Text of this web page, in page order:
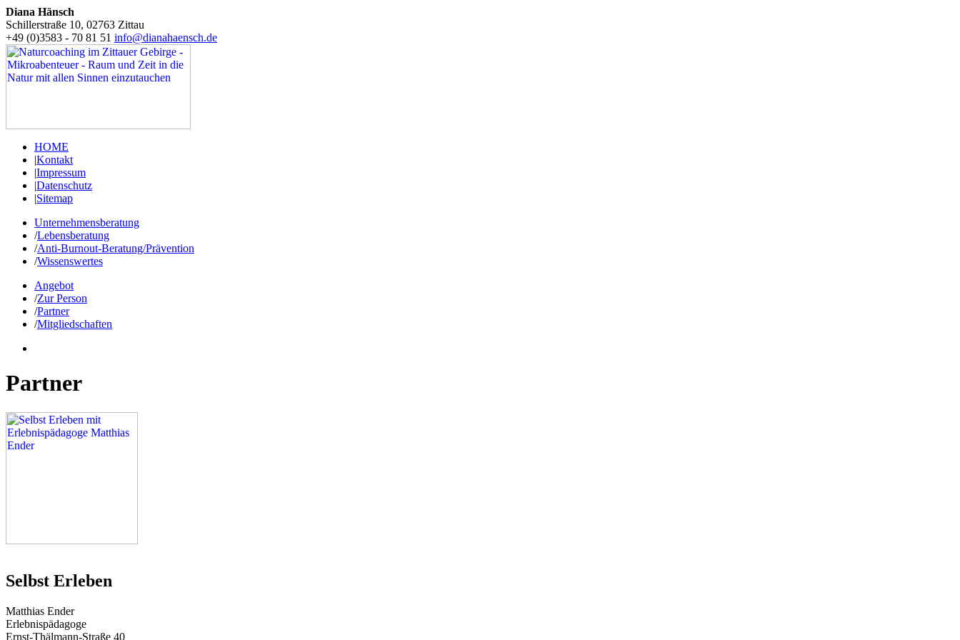
Diana Hänsch
Schillerstraße 10, 02763 Zittau
+49 (0)3583 - 70 81 51 info@dianahaensch.de
HOME
|Kontakt
|Impressum
|Datenschutz
|Sitemap
Unternehmensberatung
/Lebensberatung
/Anti-​Burnout-​Beratung/​Prävention
/Wissenswertes
Angebot
/Zur Person
/Partner
/Mitgliedschaften
Partner
Selbst Erleben
Matthias Ender
Erlebnispädagoge
Ernst-Thälmann-Straße 40